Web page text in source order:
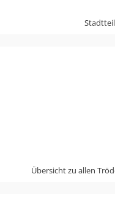
Übersicht zu allen